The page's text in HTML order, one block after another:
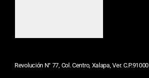
Revolución N° 77, Col. Centro, Xalapa, Ver. C.P.91000